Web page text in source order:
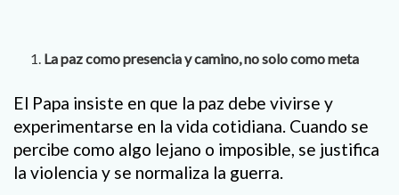
La paz como presencia y camino, no solo como meta
El Papa insiste en que la paz debe vivirse y
experimentarse en la vida cotidiana. Cuando se
percibe como algo lejano o imposible, se justifica
la violencia y se normaliza la guerra.